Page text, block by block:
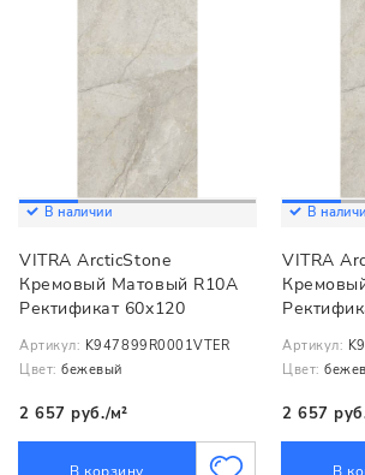
В наличии
VITRA ArcticStone
Кремовый Матовый R10A
Ректификат 60x120
Артикул: K947899R0001VTER
Цвет: бежевый
2 657 руб./м²
В корзину
В
VITRA
Артикул:
Цвет:
2 657
В